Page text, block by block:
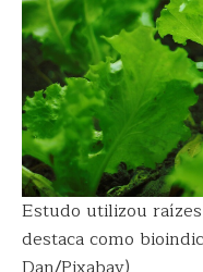
Estudo utilizou
destaca como